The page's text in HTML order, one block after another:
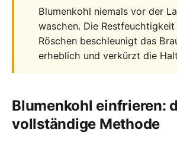
Blumenkohl niemals vor der
waschen. Die
Röschen beschleunigt das
erheblich und verkürzt die
Blumenkohl einfrieren:
vollständige Methode